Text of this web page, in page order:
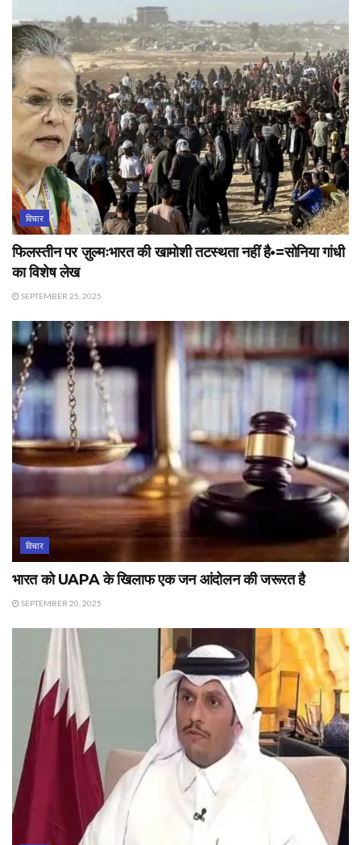
विचार
फिलस्तीन पर ज़ुल्मःभारत की खामोशी तटस्थता नहीं है•=सोनिया गांधी
का विशेष लेख
SEPTEMBER 25, 2025
विचार
भारत को UAPA के खिलाफ एक जन आंदोलन की जरूरत है
SEPTEMBER 20, 2025